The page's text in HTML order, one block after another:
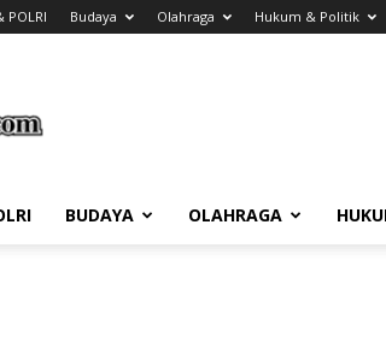
POLRI Budaya Olahraga Hukum & Politik
BUDAYA OLAHRAGA